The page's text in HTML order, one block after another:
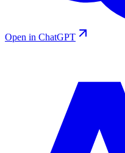
Open in ChatGPT